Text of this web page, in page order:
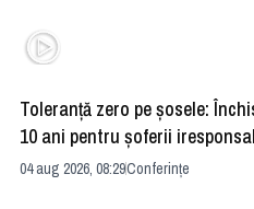
Toleranță zero pe șosele:
10 ani pentru șoferii
04 aug 2026, 08:29Conferințe